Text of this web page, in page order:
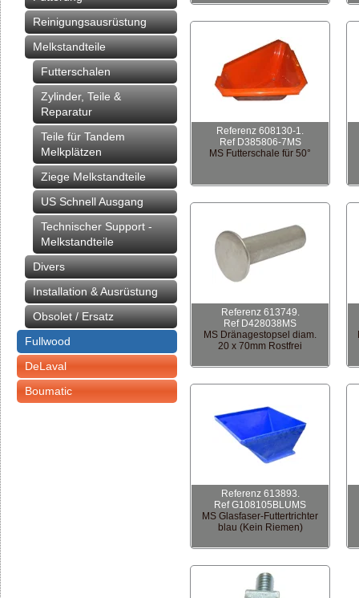
Reinigungsausrüstung
Melkstandteile
Futterschalen
Zylinder, Teile &
Reparatur
Teile für Tandem
Melkplätzen
Ziege Melkstandteile
US Schnell Ausgang
Technischer Support -
Melkstandteile
Divers
Installation & Ausrüstung
Obsolet / Ersatz
Fullwood
DeLaval
Boumatic
Referenz 608130-1.
Ref D385806-7MS
MS Futterschale für 50°
Referenz 613749.
Ref D428038MS
MS Dränagestopsel diam.
20 x 70mm Rostfrei
Referenz 613893.
Ref G108105BLUMS
MS Glasfaser-Futtertrichter
blau (Kein Riemen)